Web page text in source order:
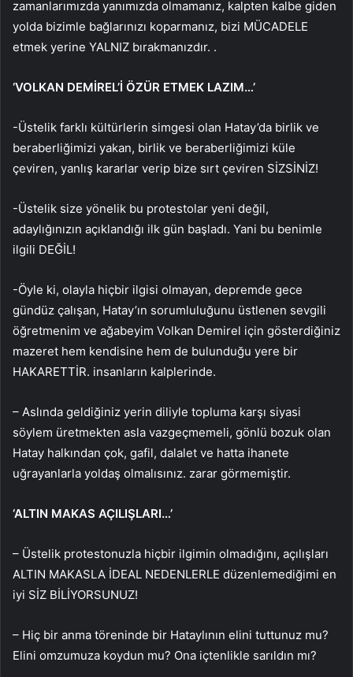
zamanlarımızda yanımızda olmamanız, kalpten kalbe giden
yolda bizimle bağlarınızı koparmanız, bizi MÜCADELE
etmek yerine YALNIZ bırakmanızdır. .
‘VOLKAN DEMİREL’İ ÖZÜR ETMEK LAZIM…’
-Üstelik farklı kültürlerin simgesi olan Hatay’da birlik ve
beraberliğimizi yakan, birlik ve beraberliğimizi küle
çeviren, yanlış kararlar verip bize sırt çeviren SİZSİNİZ!
-Üstelik size yönelik bu protestolar yeni değil,
adaylığınızın açıklandığı ilk gün başladı. Yani bu benimle
ilgili DEĞİL!
-Öyle ki, olayla hiçbir ilgisi olmayan, depremde gece
gündüz çalışan, Hatay’ın sorumluluğunu üstlenen sevgili
öğretmenim ve ağabeyim Volkan Demirel için gösterdiğiniz
mazeret hem kendisine hem de bulunduğu yere bir
HAKARETTİR. insanların kalplerinde.
– Aslında geldiğiniz yerin diliyle topluma karşı siyasi
söylem üretmekten asla vazgeçmemeli, gönlü bozuk olan
Hatay halkından çok, gafil, dalalet ve hatta ihanete
uğrayanlarla yoldaş olmalısınız. zarar görmemiştir.
‘ALTIN ​​MAKAS AÇILIŞLARI…’
– Üstelik protestonuzla hiçbir ilgimin olmadığını, açılışları
ALTIN ​​MAKASLA İDEAL NEDENLERLE düzenlemediğimi en
iyi SİZ BİLİYORSUNUZ!
– Hiç bir anma töreninde bir Hataylının elini tuttunuz mu?
Elini omzumuza koydun mu? Ona içtenlikle sarıldın mı?